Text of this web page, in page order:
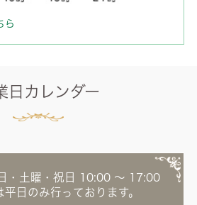
ら
日カレンダー
・土曜・祝日 10:00 ～ 17:00
日のみ行っております。